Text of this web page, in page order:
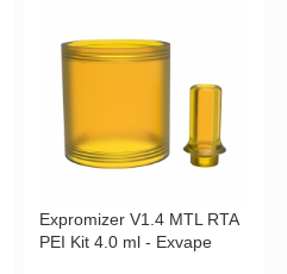
Expromizer V1.4 MTL RTA
PEI Kit 4.0 ml - Exvape